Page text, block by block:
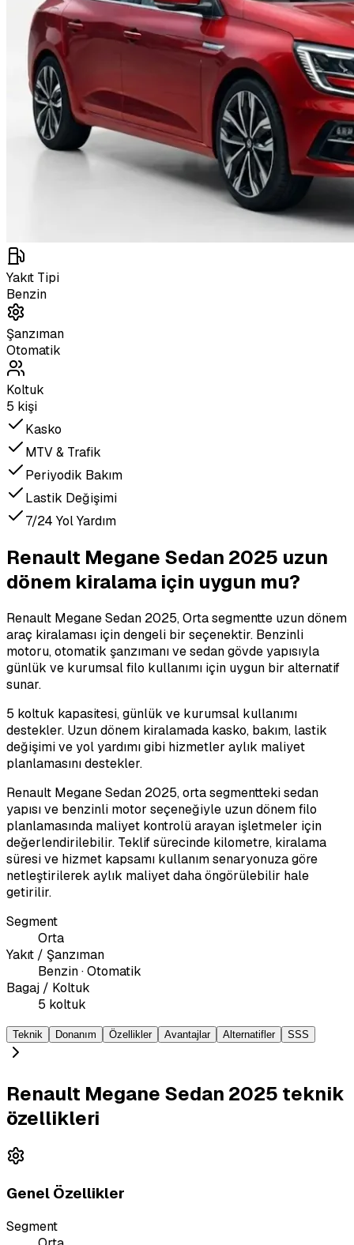
Yakıt Tipi
Benzin
Şanzıman
Otomatik
Koltuk
5 kişi
Kasko
MTV & Trafik
Periyodik Bakım
Lastik Değişimi
7/24 Yol Yardım
Renault Megane Sedan 2025 uzun
dönem kiralama için uygun mu?
Renault Megane Sedan 2025, Orta segmentte uzun dönem
araç kiralaması için dengeli bir seçenektir. Benzinli
motoru, otomatik şanzımanı ve sedan gövde yapısıyla
günlük ve kurumsal filo kullanımı için uygun bir alternatif
sunar.
5 koltuk kapasitesi, günlük ve kurumsal kullanımı
destekler. Uzun dönem kiralamada kasko, bakım, lastik
değişimi ve yol yardımı gibi hizmetler aylık maliyet
planlamasını destekler.
Renault Megane Sedan 2025, orta segmentteki sedan
yapısı ve benzinli motor seçeneğiyle uzun dönem filo
planlamasında maliyet kontrolü arayan işletmeler için
değerlendirilebilir. Teklif sürecinde kilometre, kiralama
süresi ve hizmet kapsamı kullanım senaryonuza göre
netleştirilerek aylık maliyet daha öngörülebilir hale
getirilir.
Segment
Orta
Yakıt / Şanzıman
Benzin · Otomatik
Bagaj / Koltuk
5 koltuk
Teknik Donanım Özellikler Avantajlar Alternatifler SSS
Renault Megane Sedan 2025 teknik
özellikleri
Genel Özellikler
Segment